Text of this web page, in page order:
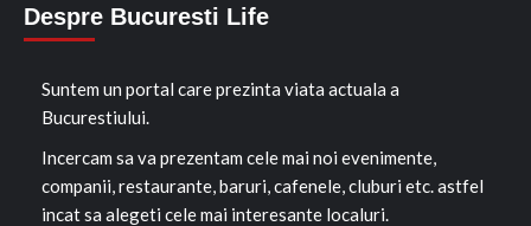
Despre Bucuresti Life
Suntem un portal care prezinta viata actuala a
Bucurestiului.
Incercam sa va prezentam cele mai noi evenimente,
companii, restaurante, baruri, cafenele, cluburi etc. astfel
incat sa alegeti cele mai interesante localuri.